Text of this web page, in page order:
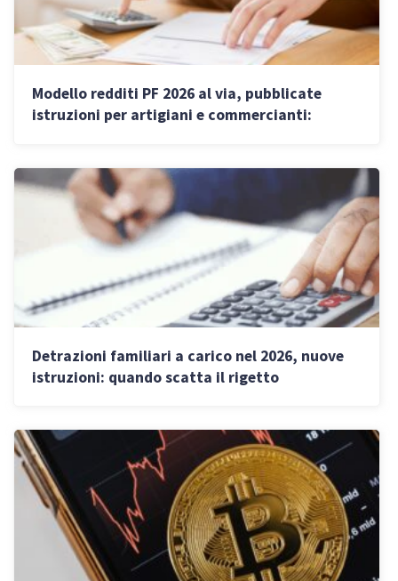
Modello redditi PF 2026 al via, pubblicate
istruzioni per artigiani e commercianti:
Detrazioni familiari a carico nel 2026, nuove
istruzioni: quando scatta il rigetto